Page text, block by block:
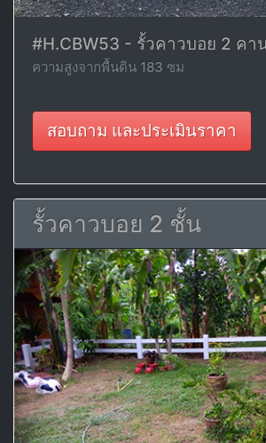
#H.CBW53 - รั้วคาวบอย 2 คา
ความสูงจากพื้นดิน 183 ซม
สอบถาม และประเมินราคา
รั้วคาวบอย 2 ชั้น